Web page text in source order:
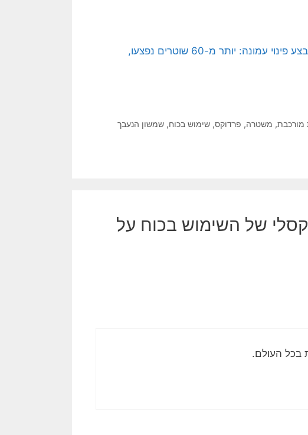
יואב זיתון ואלישע בן קימון (2017), הסתיים מבצע פינוי עמונה: יותר מ-60 שוטרים נפצעו,
מורכבת, משטרה, פרדוקס, שימוש בכוח, שמשון הנעבך
של השימוש בכוח על
בכל העולם.